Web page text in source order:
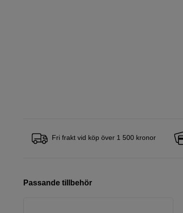
Fri frakt vid köp över 1 500 kronor
Passande tillbehör